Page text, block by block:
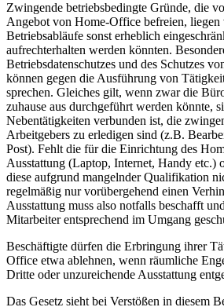
Zwingende betriebsbedingte Gründe, die
Angebot von Home-Office befreien, liegen
Betriebsabläufe sonst erheblich
aufrechterhalten werden könnten.
Betriebsdatenschutzes und des Schutzes
können gegen die Ausführung von
sprechen. Gleiches gilt, wenn zwar die
zuhause aus durchgeführt werden könnte,
Nebentätigkeiten verbunden ist, die
Arbeitgebers zu erledigen sind (z.B.
Post). Fehlt die für die Einrichtung des
Ausstattung (Laptop, Internet, Handy etc.)
diese aufgrund mangelnder Qualifikation
regelmäßig nur vorübergehend einen
Ausstattung muss also notfalls beschafft
Mitarbeiter entsprechend im Umgang
Beschäftigte dürfen die Erbringung ihrer
Office etwa ablehnen, wenn räumliche
Dritte oder unzureichende Ausstattung
Das Gesetz sieht bei Verstößen in diesem